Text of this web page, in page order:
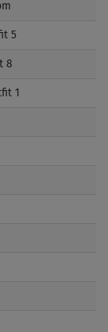
5
8
1